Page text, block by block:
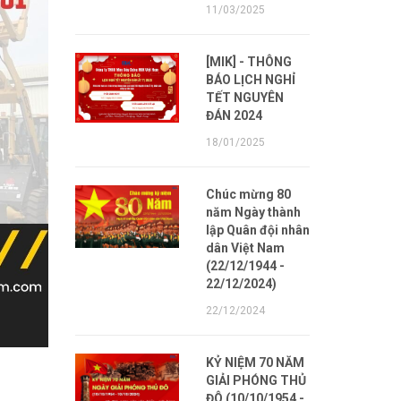
11/03/2025
[MIK] - THÔNG
BÁO LỊCH NGHỈ
TẾT NGUYÊN
ĐÁN 2024
18/01/2025
Chúc mừng 80
năm Ngày thành
lập Quân đội nhân
dân Việt Nam
(22/12/1944 -
22/12/2024)
22/12/2024
KỶ NIỆM 70 NĂM
GIẢI PHÓNG THỦ